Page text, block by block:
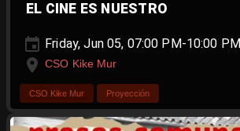
EL CINE ES NUESTRO
Friday, Jun 05, 07:00 PM-10:00 PM
CSO Kike Mur
CSO Kike Mur Proyección